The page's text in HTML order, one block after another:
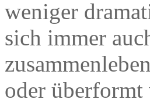
weniger
sich immer
oder